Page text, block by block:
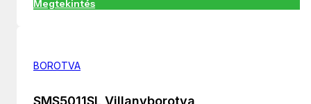
Megtekintés
BOROTVA
SMS5011SL Villanyborotva